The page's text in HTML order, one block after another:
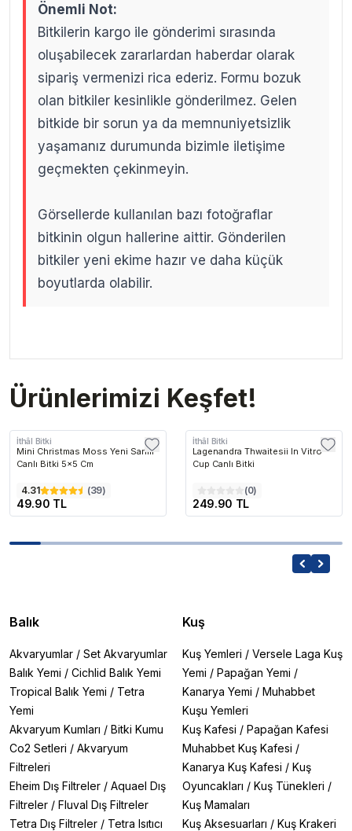
Önemli Not:
Bitkilerin kargo ile gönderimi sırasında
oluşabilecek zararlardan haberdar olarak
sipariş vermenizi rica ederiz. Formu bozuk
olan bitkiler kesinlikle gönderilmez. Gelen
bitkide bir sorun ya da memnuniyetsizlik
yaşamanız durumunda bizimle iletişime
geçmekten çekinmeyin.
Görsellerde kullanılan bazı fotoğraflar
bitkinin olgun hallerine aittir. Gönderilen
bitkiler yeni ekime hazır ve daha küçük
boyutlarda olabilir.
Ürünlerimizi Keşfet!
İthâl Bitki
Mini Christmas Moss Yeni Sarım
Canlı Bitki 5x5 Cm
4.31 (39)
49.90 TL
İthâl Bitki
Lagenandra Thwaitesii In Vitro
Cup Canlı Bitki
(0)
249.90 TL
Balık
Akvaryumlar / Set Akvaryumlar
Balık Yemi / Cichlid Balık Yemi
Tropical Balık Yemi / Tetra
Yemi
Akvaryum Kumları / Bitki Kumu
Co2 Setleri / Akvaryum
Filtreleri
Eheim Dış Filtreler / Aquael Dış
Filtreler / Fluval Dış Filtreler
Tetra Dış Filtreler / Tetra Isıtıcı
Kuş
Kuş Yemleri / Versele Laga Kuş
Yemi / Papağan Yemi /
Kanarya Yemi / Muhabbet
Kuşu Yemleri
Kuş Kafesi / Papağan Kafesi
Muhabbet Kuş Kafesi /
Kanarya Kuş Kafesi / Kuş
Oyuncakları / Kuş Tünekleri /
Kuş Mamaları
Kuş Aksesuarları / Kuş Krakeri